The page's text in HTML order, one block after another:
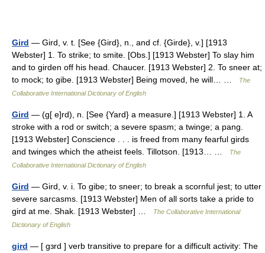
Gird — Gird, v. t. [See {Gird}, n., and cf. {Girde}, v.] [1913
Webster] 1. To strike; to smite. [Obs.] [1913 Webster] To slay him
and to girden off his head. Chaucer. [1913 Webster] 2. To sneer at;
to mock; to gibe. [1913 Webster] Being moved, he will… …
The
Collaborative International Dictionary of English
Gird — (g[ e]rd), n. [See {Yard} a measure.] [1913 Webster] 1. A
stroke with a rod or switch; a severe spasm; a twinge; a pang.
[1913 Webster] Conscience . . . is freed from many fearful girds
and twinges which the atheist feels. Tillotson. [1913… …
The
Collaborative International Dictionary of English
Gird — Gird, v. i. To gibe; to sneer; to break a scornful jest; to utter
severe sarcasms. [1913 Webster] Men of all sorts take a pride to
gird at me. Shak. [1913 Webster] …
The Collaborative International
Dictionary of English
gird — [ gɜrd ] verb transitive to prepare for a difficult activity: The